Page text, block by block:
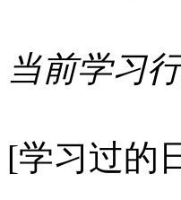
当前学习
[学习过的